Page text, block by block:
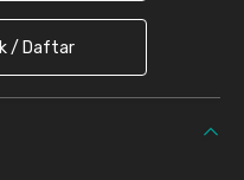
/ Daftar